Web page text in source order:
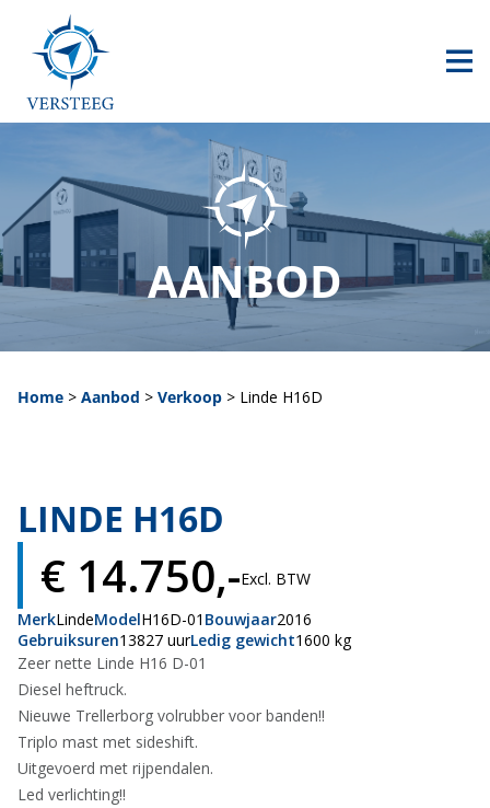
HOME
AANBOD
CONTACT
0517 240 500
info@versteegheftrucks.nlAANBOD
Home > Aanbod > Verkoop > Linde H16D
LINDE H16D
€ 14.750,-Excl. BTW
MerkLindeModelH16D-01 Bouwjaar2016
Gebruiksuren13827 uurLedig gewicht1600 kg
Zeer nette Linde H16 D-01
Diesel heftruck.
Nieuwe Trellerborg volrubber voor banden!!
Triplo mast met sideshift.
Uitgevoerd met rijpendalen.
Led verlichting!!